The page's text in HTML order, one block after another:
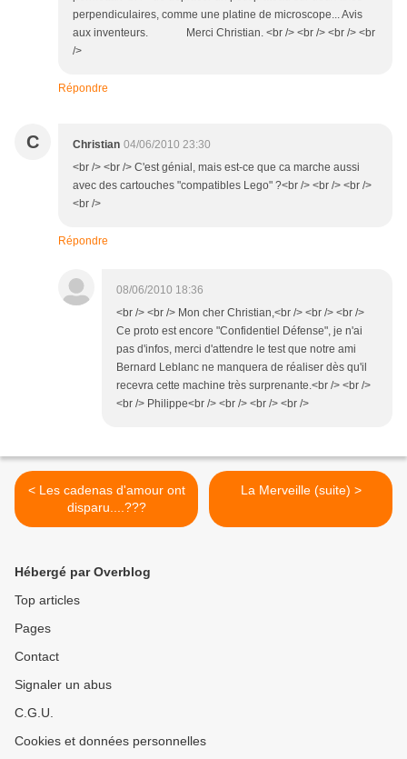
perpendiculaires, comme une platine de microscope... Avis
aux inventeurs. Merci Christian. <br /> <br /> <br /> <br
/>
Répondre
C Christian 04/06/2010 23:30
<br /> <br /> C'est génial, mais est-ce que ca marche aussi
avec des cartouches "compatibles Lego" ?<br /> <br /> <br />
<br />
Répondre
08/06/2010 18:36
<br /> <br /> Mon cher Christian,<br /> <br /> <br />
Ce proto est encore "Confidentiel Défense", je n'ai
pas d'infos, merci d'attendre le test que notre ami
Bernard Leblanc ne manquera de réaliser dès qu'il
recevra cette machine très surprenante.<br /> <br />
<br /> Philippe<br /> <br /> <br /> <br />
< Les cadenas d'amour ont
disparu....???
La Merveille (suite) >
Hébergé par Overblog
Top articles
Pages
Contact
Signaler un abus
C.G.U.
Cookies et données personnelles